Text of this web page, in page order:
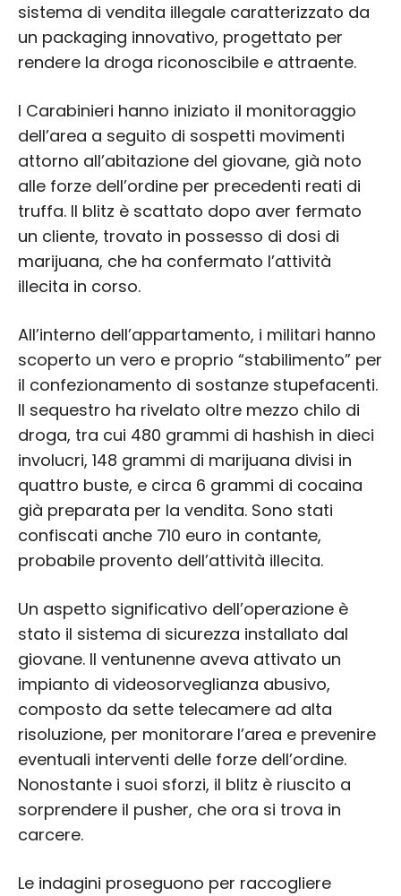
sistema di vendita illegale caratterizzato da
un packaging innovativo, progettato per
rendere la droga riconoscibile e attraente.
I Carabinieri hanno iniziato il monitoraggio
dell’area a seguito di sospetti movimenti
attorno all’abitazione del giovane, già noto
alle forze dell’ordine per precedenti reati di
truffa. Il blitz è scattato dopo aver fermato
un cliente, trovato in possesso di dosi di
marijuana, che ha confermato l’attività
illecita in corso.
All’interno dell’appartamento, i militari hanno
scoperto un vero e proprio “stabilimento” per
il confezionamento di sostanze stupefacenti.
Il sequestro ha rivelato oltre mezzo chilo di
droga, tra cui 480 grammi di hashish in dieci
involucri, 148 grammi di marijuana divisi in
quattro buste, e circa 6 grammi di cocaina
già preparata per la vendita. Sono stati
confiscati anche 710 euro in contante,
probabile provento dell’attività illecita.
Un aspetto significativo dell’operazione è
stato il sistema di sicurezza installato dal
giovane. Il ventunenne aveva attivato un
impianto di videosorveglianza abusivo,
composto da sette telecamere ad alta
risoluzione, per monitorare l’area e prevenire
eventuali interventi delle forze dell’ordine.
Nonostante i suoi sforzi, il blitz è riuscito a
sorprendere il pusher, che ora si trova in
carcere.
Le indagini proseguono per raccogliere